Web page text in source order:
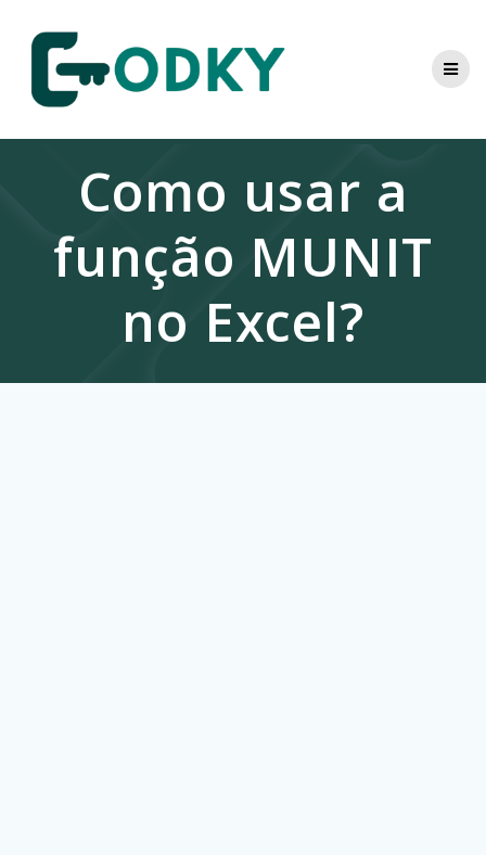
content
Como usar a
função MUNIT
no Excel?